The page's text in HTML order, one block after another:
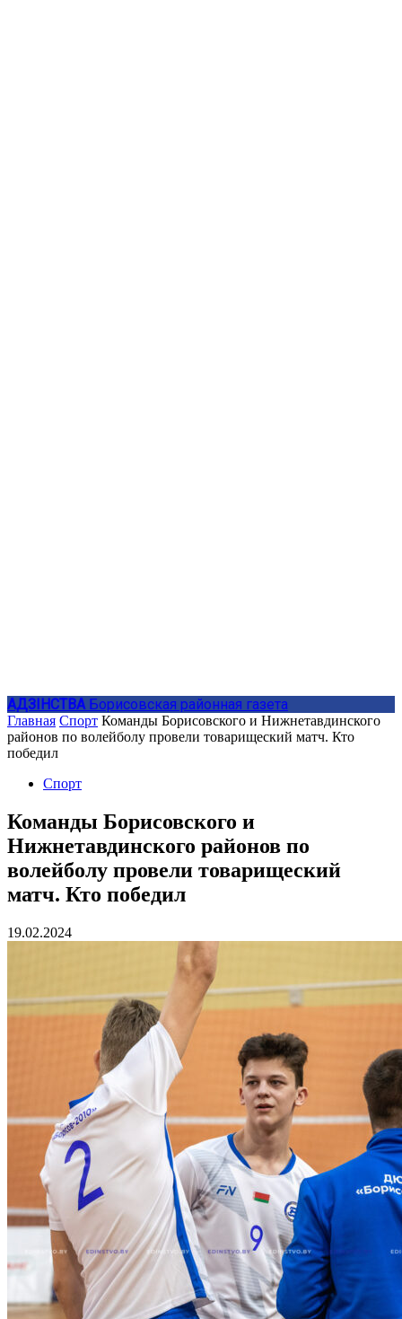
АДЗIНСТВА Борисовская районная газета
Главная Спорт Команды Борисовского и Нижнетавдинского
районов по волейболу провели товарищеский матч. Кто
победил
Спорт
Команды Борисовского и
Нижнетавдинского районов по
волейболу провели товарищеский
матч. Кто победил
19.02.2024